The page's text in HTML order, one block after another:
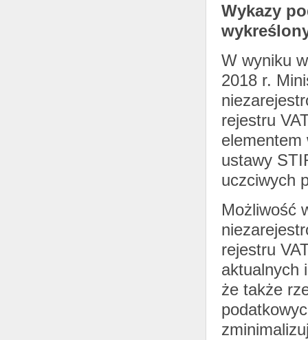
Wykazy
W wyniku
2018 r.
rejestru
elementem
ustawy
uczciwych
Możliwość
rejestru
aktualnych
że także